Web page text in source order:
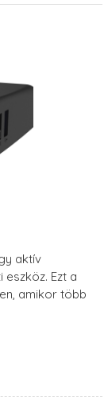
aktív
Ezt a
amikor több